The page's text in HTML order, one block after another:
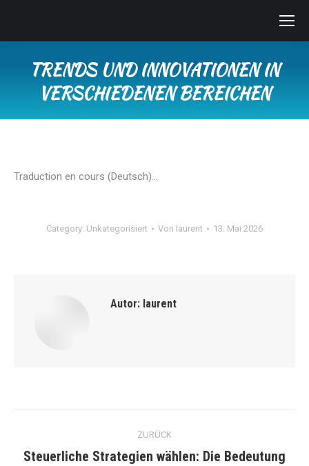
TRENDS UND INNOVATIONEN IN
VERSCHIEDENEN BEREICHEN
Traduction en cours (Deutsch)…
Category: Unkategorisiert Von laurent 13. Mai 2026
Autor: laurent
Kommentarnavigation
ZURÜCK
Steuerliche Strategien wählen: Die Bedeutung